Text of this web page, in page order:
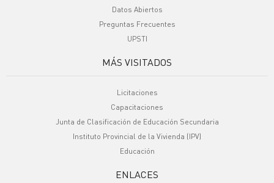
Datos Abiertos
Preguntas Frecuentes
UPSTI
MÁS VISITADOS
Licitaciones
Capacitaciones
Junta de Clasificación de Educación Secundaria
Instituto Provincial de la Vivienda (IPV)
Educación
ENLACES